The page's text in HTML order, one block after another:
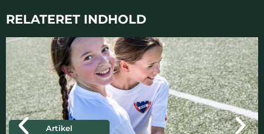
RELATERET INDHOLD
Artikel